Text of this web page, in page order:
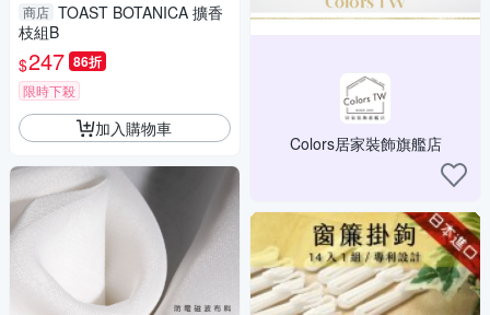
商店 TOAST BOTANICA 擴香
枝組B
$247 86折
限時下殺
加入購物車
Colors居家裝飾旗艦店